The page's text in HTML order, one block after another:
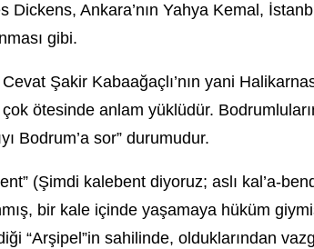
Dickens, Ankara’nın Yahya Kemal,
gibi.
Şakir Kabaağaçlı’nın yani Halikarnas
ötesinde anlam yüklüdür.
Bodrum’a sor” durumudur.
(Şimdi kalebent diyoruz; aslı kal’a-
bir kale içinde yaşamaya hüküm
“Arşipel”in sahilinde, olduklarından